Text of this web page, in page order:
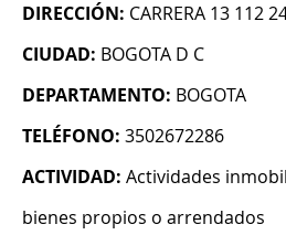
DIRECCIÓN: CARRERA 13 112
CIUDAD: BOGOTA D C
DEPARTAMENTO: BOGOTA
TELÉFONO: 3502672286
ACTIVIDAD: Actividades
bienes propios o arrendados